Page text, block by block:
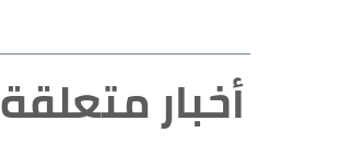
أخبار متعلقة